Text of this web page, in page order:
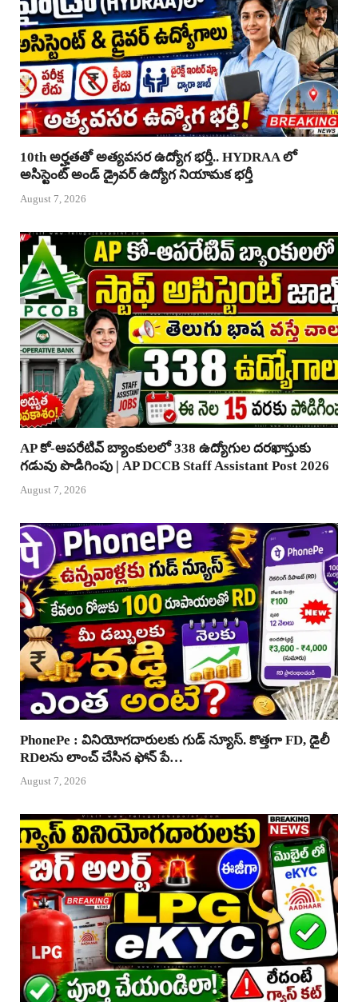
10th అర్హతతో అత్యవసర ఉద్యోగ భర్తీ.. HYDRAA లో
అసిస్టెంట్ అండ్ డ్రైవర్ ఉద్యోగ నియామక భర్తీ
August 7, 2026
AP కో-ఆపరేటివ్ బ్యాంకులలో 338 ఉద్యోగుల దరఖాస్తుకు
గడువు పొడిగింపు | AP DCCB Staff Assistant Post 2026
August 7, 2026
PhonePe : వినియోగదారులకు గుడ్ న్యూస్. కొత్తగా FD, డైలీ
RDలను లాంచ్ చేసిన ఫోన్ పే…
August 7, 2026